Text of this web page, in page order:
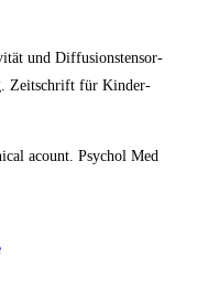
und Diffusionstensor-
Zeitschrift für Kinder-
acount. Psychol Med